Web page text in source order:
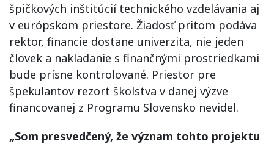
špičkových inštitúcií technického vzdelávania aj
v európskom priestore. Žiadosť pritom podáva
rektor, financie dostane univerzita, nie jeden
človek a nakladanie s finančnými prostriedkami
bude prísne kontrolované. Priestor pre
špekulantov rezort školstva v danej výzve
financovanej z Programu Slovensko nevidel.
„Som presvedčený, že význam tohto projektu